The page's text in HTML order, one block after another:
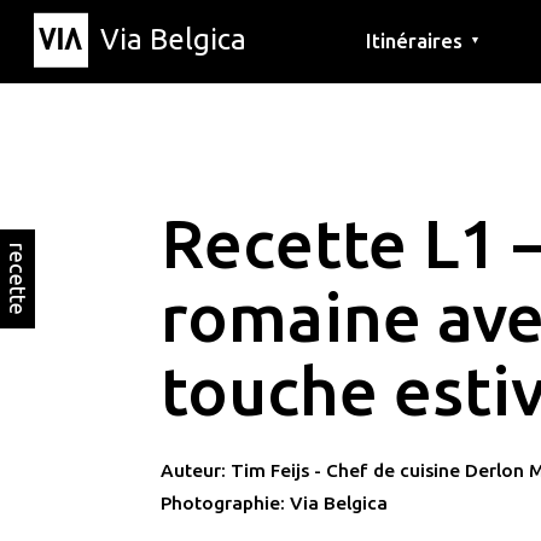
Via Belgica Itinéraires ▼
recette
Recette L1
romaine
touche
Auteur: Tim Feijs - Chef de cuisine Derlon
Photographie: Via Belgica